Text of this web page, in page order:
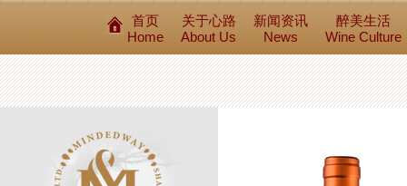
醉美生活
Wine Culture
新闻资讯
News
关于心路
About Us
首页
Home